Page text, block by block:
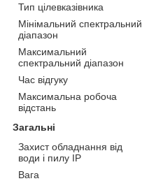
Тип цілевказівника
Мінімальний спектральний
діапазон
Максимальний
спектральний діапазон
Час відгуку
Максимальна робоча
відстань
Загальні
Захист обладнання від
води і пилу IP
Вага